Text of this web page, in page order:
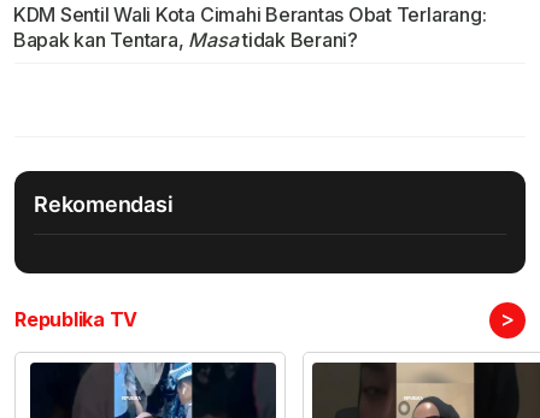
KDM Sentil Wali Kota Cimahi Berantas Obat Terlarang:
Bapak kan Tentara, Masatidak Berani?
Rekomendasi
Republika TV >